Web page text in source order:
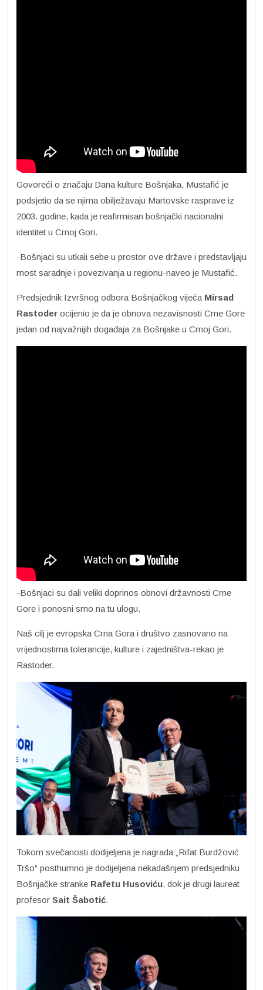
Govoreći o značaju Dana kulture Bošnjaka, Mustafić je
podsjetio da se njima obilježavaju Martovske rasprave iz
2003. godine, kada je reafirmisan bošnjački nacionalni
identitet u Crnoj Gori.
-Bošnjaci su utkali sebe u prostor ove države i predstavljaju
most saradnje i povezivanja u regionu-naveo je Mustafić.
Predsjednik Izvršnog odbora Bošnjačkog vijeća Mirsad
Rastoder ocijenio je da je obnova nezavisnosti Crne Gore
jedan od najvažnijih događaja za Bošnjake u Crnoj Gori.
-Bošnjaci su dali veliki doprinos obnovi državnosti Crne
Gore i ponosni smo na tu ulogu.
Naš cilj je evropska Crna Gora i društvo zasnovano na
vrijednostima tolerancije, kulture i zajedništva-rekao je
Rastoder.
Tokom svečanosti dodijeljena je nagrada „Rifat Burdžović
Tršo“ posthumno je dodijeljena nekadašnjem predsjedniku
Bošnjačke stranke Rafetu Husoviću, dok je drugi laureat
profesor Sait Šabotić.